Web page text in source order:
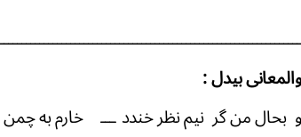
گر نیم نظر خندد ـــ خارم به چمن